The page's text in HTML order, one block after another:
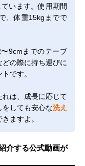
います。使用期間
、体重15kgまでで
9cmまでのテーブ
の際に持ち運びに
です。
は、成長に応じて
しても安心な洗え
ますよ。
介する公式動画が